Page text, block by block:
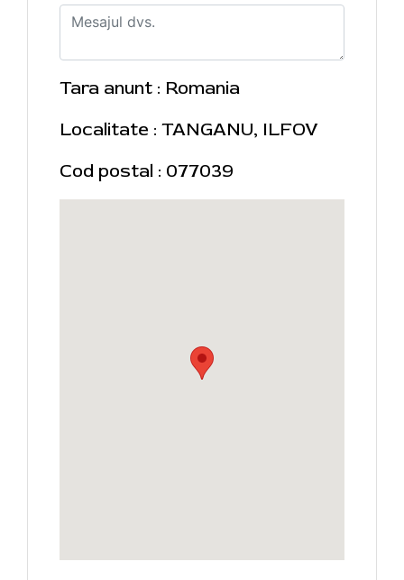
Tara anunt : Romania
Localitate : TANGANU, ILFOV
Cod postal : 077039